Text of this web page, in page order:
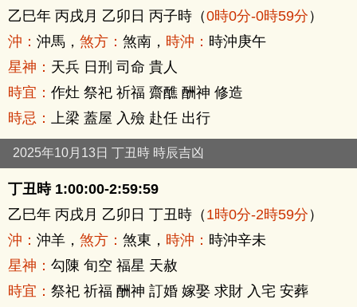
乙巳年 丙戌月 乙卯日 丙子時（0時0分-0時59分）
沖： 沖馬， 煞方： 煞南， 時沖： 時沖庚午
星神： 天兵 日刑 司命 貴人
時宜： 作灶 祭祀 祈福 齋醮 酬神 修造
時忌： 上梁 蓋屋 入殮 赴任 出行
2025年10月13日 丁丑時 時辰吉凶
丁丑時 1:00:00-2:59:59
乙巳年 丙戌月 乙卯日 丁丑時（1時0分-2時59分）
沖： 沖羊， 煞方： 煞東， 時沖： 時沖辛未
星神： 勾陳 旬空 福星 天赦
時宜： 祭祀 祈福 酬神 訂婚 嫁娶 求財 入宅 安葬